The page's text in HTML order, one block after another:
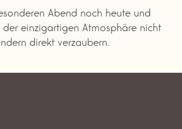
Abend noch heute und
der einzigartigen Atmosphäre nicht
direkt verzaubern.